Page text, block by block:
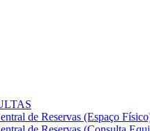
de Reservas (Espaço